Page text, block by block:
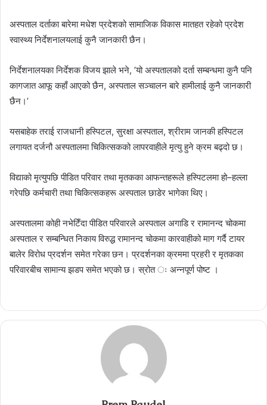
अस्पताल दर्ताका बारेमा मधेश प्रदेशको सामाजिक विकास मातहत रहेको प्रदेश
स्वास्थ्य निर्देशनालयलाई कुनै जानकारी छैन।
निर्देशनालयका निर्देशक विजय झाले भने, ’यो अस्पतालको दर्ता सम्बन्धमा कुनै पनि
कागजात आफू कहाँ आएको छैन, अस्पताल सञ्चालन बारे हामीलाई कुनै जानकारी
छैन।’
यसबाहेक तराई राजधानी हस्पिटल, सुरक्षा अस्पताल, श्रीराम जानकी हस्पिटल
लगायत दर्जनौ अस्पतालमा चिकित्सकको लापरवाहीले मृत्यु हुने क्रम बढ्दो छ।
विद्याको मृत्युपछि पीडित परिवार तथा मृतकका आफन्तहरूले हस्पिटलमा हो–हल्ला
गरेपछि कर्मचारी तथा चिकित्सकहरू अस्पताल छाडेर भागेका थिए।
अस्पतालमा कोही नभेटिँदा पीडित परिवारले अस्पताल अगाडि र रामानन्द चोकमा
अस्पताल र सम्बन्धित निकाय विरुद्ध रामानन्द चोकमा कारवाहीको माग गर्दै टायर
बालेर विरोध प्रदर्शन समेत गरेका छन। प्रदर्शनका क्रममा प्रहरी र मृतकका
परिवारबीच सामान्य झडप समेत भएको छ। स्रोत ः अन्नपूर्ण पोष्ट ।